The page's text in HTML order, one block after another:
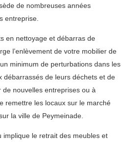
de nombreuses années
entreprise.
en nettoyage et débarras de
l’enlèvement de votre mobilier de
minimum de perturbations dans les
débarrassés de leurs déchets et de
nouvelles entreprises ou à
remettre les locaux sur le marché
la ville de Peymeinade.
le retrait des meubles et